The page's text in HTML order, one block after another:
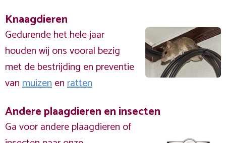
Knaagdieren
Gedurende het hele jaar
houden wij ons vooral bezig
met de bestrijding en preventie
vanmuizenenratten
Andere plaagdieren en insecten
Ga voor andere plaagdieren of